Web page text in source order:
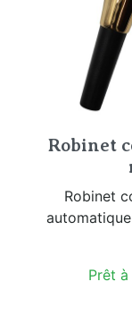
Robinet
Robinet
Prêt